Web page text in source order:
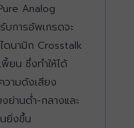
Analog
บการอัพเกรดจะ
ดนามิก Crosstalk
ยน ซึ่งทำให้ได้
วามดังเสียง
ย่านต่ำ-กลางและ
นยิ่งขึ้น